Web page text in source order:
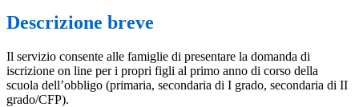
Descrizione breve
Il servizio consente alle famiglie di presentare la domanda di
iscrizione on line per i propri figli al primo anno di corso della
scuola dell’obbligo (primaria, secondaria di I grado, secondaria di II
grado/CFP).